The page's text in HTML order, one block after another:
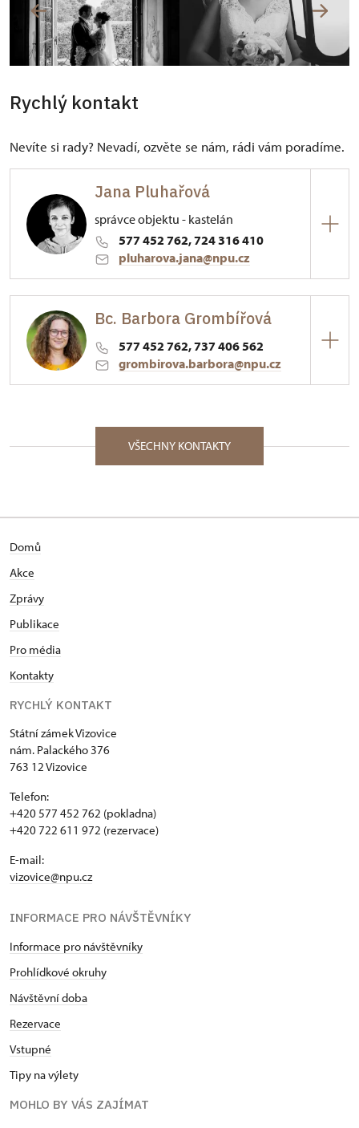
Rychlý kontakt
Nevíte si rady? Nevadí, ozvěte se nám, rádi vám poradíme.
Jana Pluhařová
správce objektu - kastelán
577 452 762, 724 316 410
pluharova.jana@npu.cz
Palackého nám. 376/, Vizovice 76312
Absolventka Gymnázia ve Zlíně, zaměření
stavebnictví. Profesní odbornost získala
absolvováním dvouletého odborného studia
Attingham Summer School (2011) ve Velké Británii.
Po absolvování gymnázia pracovala dva roky v
letech 1994 – 1996 působila jako redaktorka
Bc. Barbora Grombířová
577 452 762, 737 406 562
grombirova.barbora@npu.cz
Palackého nám. 376/, Vizovice 76312
VŠECHNY KONTAKTY
Domů
Akce
Zprávy
Publikace
Pro média
Kontakty
RYCHLÝ KONTAKT
Státní zámek Vizovice
nám. Palackého 376
763 12 Vizovice
Telefon:
+420 577 452 762 (pokladna)
+420 722 611 972 (rezervace)
E-mail:
vizovice@npu.cz
INFORMACE PRO NÁVŠTĚVNÍKY
Informace pro návštěvníky
Prohlídkové okruhy
Návštěvní doba
Rezervace
Vstupné
Tipy na výlety
MOHLO BY VÁS ZAJÍMAT